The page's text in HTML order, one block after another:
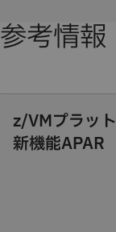
参考情報
z/VMプラッ
新機能APAR